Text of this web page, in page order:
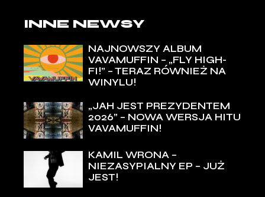
INNE NEWSY
NAJNOWSZY ALBUM
VAVAMUFFIN – „FLY HIGH-
FI!” – TERAZ RÓWNIEŻ NA
WINYLU!
„JAH JEST PREZYDENTEM
2026” – NOWA WERSJA HITU
VAVAMUFFIN!
KAMIL WRONA –
NIEZASYPIALNY EP – JUŻ
JEST!